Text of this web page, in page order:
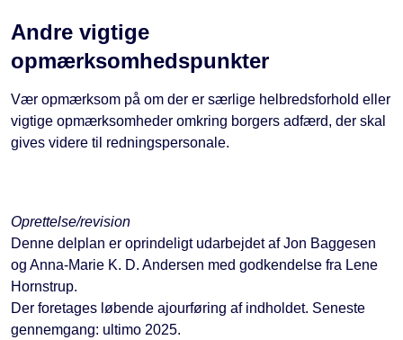
Andre vigtige
opmærksomhedspunkter
Vær opmærksom på om der er særlige helbredsforhold eller
vigtige opmærksomheder omkring borgers adfærd, der skal
gives videre til redningspersonale.
Oprettelse/revision
Denne delplan er oprindeligt udarbejdet af Jon Baggesen
og Anna-Marie K. D. Andersen med godkendelse fra Lene
Hornstrup.
Der foretages løbende ajourføring af indholdet. Seneste
gennemgang: ultimo 2025.